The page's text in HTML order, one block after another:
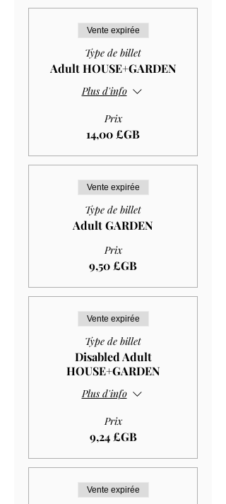
Vente expirée
Type de billet
Adult HOUSE+GARDEN
Plus d'info
Prix
14,00 £GB
Vente expirée
Type de billet
Adult GARDEN
Prix
9,50 £GB
Vente expirée
Type de billet
Disabled Adult
HOUSE+GARDEN
Plus d'info
Prix
9,24 £GB
Vente expirée